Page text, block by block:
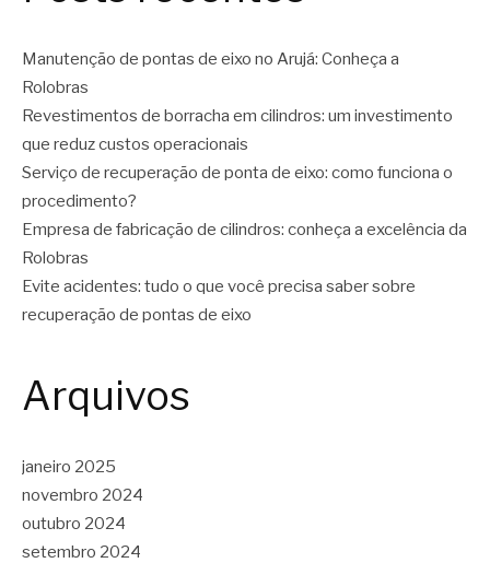
Manutenção de pontas de eixo no Arujá: Conheça a
Rolobras
Revestimentos de borracha em cilindros: um investimento
que reduz custos operacionais
Serviço de recuperação de ponta de eixo: como funciona o
procedimento?
Empresa de fabricação de cilindros: conheça a excelência da
Rolobras
Evite acidentes: tudo o que você precisa saber sobre
recuperação de pontas de eixo
Arquivos
janeiro 2025
novembro 2024
outubro 2024
setembro 2024